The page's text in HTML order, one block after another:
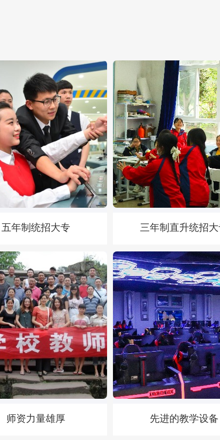
五年制统招大专
信息技术职业学院
应届初中毕业、中考成绩达到四川省
分区域划定的录取分数线的四川考
三年制直升统招
可参加四川省单招考试升入大专院校
招生对象：应、往届初中毕业、年
之间的全国各地学生。
师资力量雄厚 先进的教学设备